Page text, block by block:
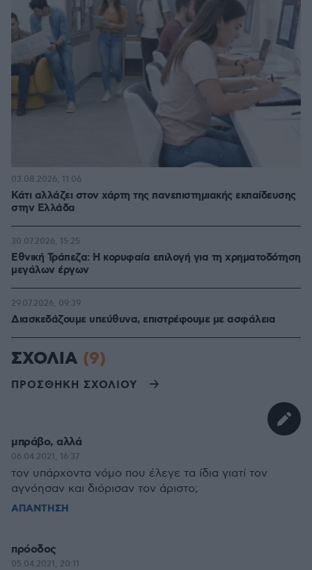
Κάτι αλλάζει στον χάρτη της πανεπιστημιακής εκπαίδευσης
στην Ελλάδα
03.08.2026, 11:06
Εθνική Τράπεζα: Η κορυφαία επιλογή για τη χρηματοδότηση
μεγάλων έργων
30.07.2026, 15:25
Διασκεδάζουμε υπεύθυνα, επιστρέφουμε με ασφάλεια
29.07.2026, 09:39
ΣΧΟΛΙΑ (9)
ΠΡΟΣΘΗΚΗ ΣΧΟΛΙΟΥ
μπράβο, αλλά
06.04.2021, 16:37
τον υπάρχοντα νόμο που έλεγε τα ίδια γιατί τον
αγνόησαν και διόρισαν τον άριστο;
ΑΠΑΝΤΗΣΗ
πρόοδος
05.04.2021, 20:11